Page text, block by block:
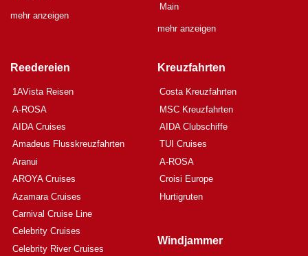
mehr anzeigen
Main
mehr anzeigen
Reedereien
1AVista Reisen
A-ROSA
AIDA Cruises
Amadeus Flusskreuzfahrten
Aranui
AROYA Cruises
Azamara Cruises
Carnival Cruise Line
Celebrity Cruises
Celebrity River Cruises
Kreuzfahrten
Costa Kreuzfahrten
MSC Kreuzfahrten
AIDA Clubschiffe
TUI Cruises
A-ROSA
Croisi Europe
Hurtigruten
Windjammer